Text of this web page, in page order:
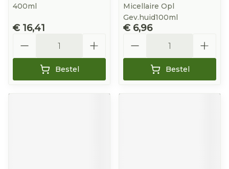
400ml
€ 16,41
Bestel
Micellaire Opl
Gev.huid100ml
€ 6,96
Bestel